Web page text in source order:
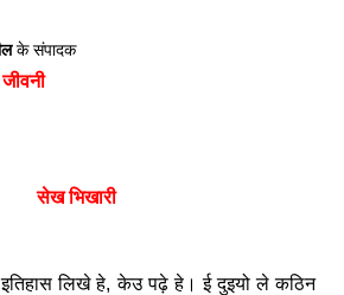
के संपादक
सेख भिखारी
लिखे हे, केउ पढ़े हे। ई दुइयो ले कठिन